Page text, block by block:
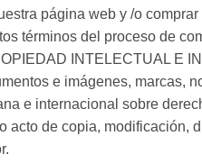
página web y /o
términos del proceso de
INTELECTUAL E
e imágenes, marcas,
e internacional sobre
acto de copia, modificación,